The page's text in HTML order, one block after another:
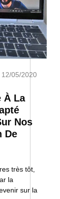
12/05/2020
À La
Nos
De
très tôt,
la
sur la